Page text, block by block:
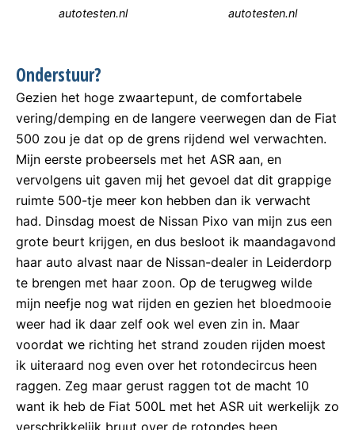
autotesten.nl autotesten.nl
Onderstuur?
Gezien het hoge zwaartepunt, de comfortabele
vering/demping en de langere veerwegen dan de Fiat
500 zou je dat op de grens rijdend wel verwachten.
Mijn eerste probeersels met het ASR aan, en
vervolgens uit gaven mij het gevoel dat dit grappige
ruimte 500-tje meer kon hebben dan ik verwacht
had. Dinsdag moest de Nissan Pixo van mijn zus een
grote beurt krijgen, en dus besloot ik maandagavond
haar auto alvast naar de Nissan-dealer in Leiderdorp
te brengen met haar zoon. Op de terugweg wilde
mijn neefje nog wat rijden en gezien het bloedmooie
weer had ik daar zelf ook wel even zin in. Maar
voordat we richting het strand zouden rijden moest
ik uiteraard nog even over het rotondecircus heen
raggen. Zeg maar gerust raggen tot de macht 10
want ik heb de Fiat 500L met het ASR uit werkelijk zo
verschrikkelijk bruut over de rotondes heen